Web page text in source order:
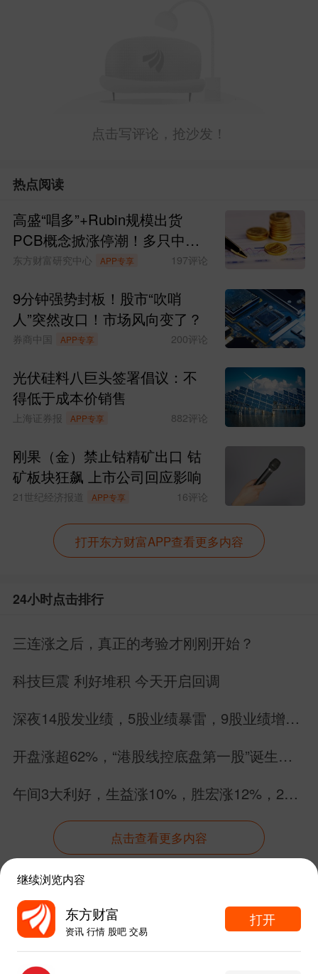
点击写评论，抢沙发！
热点阅读
高盛“唱多”+Rubin规模出货
PCB概念掀涨停潮！多只中报
预增股获资金青睐(名单)
东方财富研究中心 APP专享 197评论
9分钟强势封板！股市“吹哨
人”突然改口！市场风向变了？
券商中国 APP专享 200评论
光伏硅料八巨头签署倡议：不
得低于成本价销售
上海证券报 APP专享 882评论
刚果（金）禁止钴精矿出口 钴
矿板块狂飙 上市公司回应影响
21世纪经济报道 APP专享 16评论
打开东方财富APP查看更多内容
24小时点击排行
三连涨之后，真正的考验才刚刚开始？
科技巨震 利好堆积 今天开启回调
深夜14股发业绩，5股业绩暴雷，9股业绩增
开盘涨超62%，“港股线控底盘第一股”诞生！
午间3大利好，生益涨10%，胜宏涨12%，26
点击查看更多内容
资讯
触屏版
电脑版
东方财富APP内打开
继续浏览内容
东方财富
资讯 行情 股吧 交易
打开